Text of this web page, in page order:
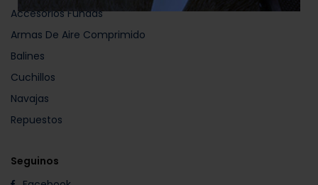
Accesorios Fundas
Armas De Aire Comprimido
Balines
Cuchillos
Navajas
Repuestos
Seguinos